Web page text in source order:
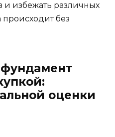
избежать различных
происходит без
оценки